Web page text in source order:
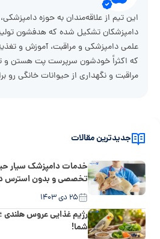
این تیم از علاقه‌مندان به حوزه
دامپزشکان تشکیل شده که هدفشون
علمی دامپزشکی و مراقبت، آموزش و
که اکثراً خودشون سرپرست پت هستن و
مراقبت و نگهداری از حیوانات خانگی رو
جدیدترین مقالات
خدمات دامپزشک سیار
تخصصی و بدون استرس
۲۵ دی ۱۴۰۳
رژیم غذایی عروس هلندی
شما!